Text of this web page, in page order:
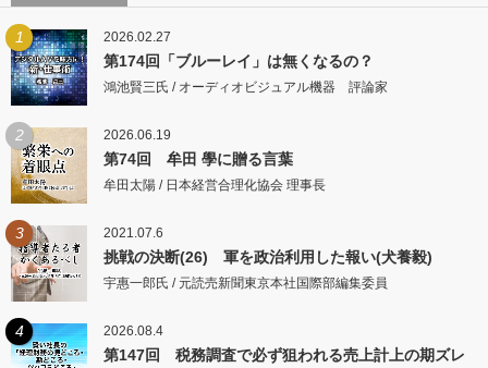
1 2026.02.27
第174回「ブルーレイ」は無くなるの？
鴻池賢三氏 / オーディオビジュアル機器 評論家
2 2026.06.19
第74回 牟田 學に贈る言葉
牟田太陽 / 日本経営合理化協会 理事長
3 2021.07.6
挑戦の決断(26) 軍を政治利用した報い(犬養毅)
宇惠一郎氏 / 元読売新聞東京本社国際部編集委員
4 2026.08.4
第147回 税務調査で必ず狙われる売上計上の期ズレ